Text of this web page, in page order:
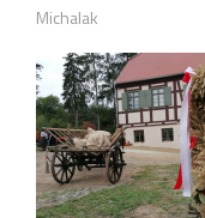
Michalak